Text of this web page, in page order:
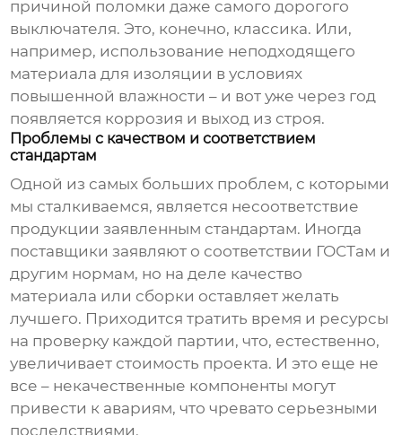
причиной поломки даже самого дорогого
выключателя. Это, конечно, классика. Или,
например, использование неподходящего
материала для изоляции в условиях
повышенной влажности – и вот уже через год
появляется коррозия и выход из строя.
Проблемы с качеством и соответствием
стандартам
Одной из самых больших проблем, с которыми
мы сталкиваемся, является несоответствие
продукции заявленным стандартам. Иногда
поставщики заявляют о соответствии ГОСТам и
другим нормам, но на деле качество
материала или сборки оставляет желать
лучшего. Приходится тратить время и ресурсы
на проверку каждой партии, что, естественно,
увеличивает стоимость проекта. И это еще не
все – некачественные компоненты могут
привести к авариям, что чревато серьезными
последствиями.